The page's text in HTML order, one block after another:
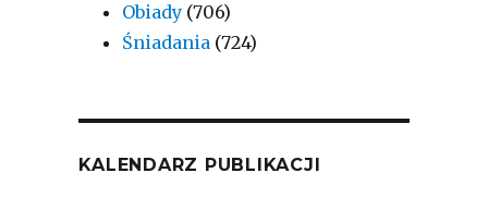
Obiady (706)
Śniadania (724)
KALENDARZ PUBLIKACJI